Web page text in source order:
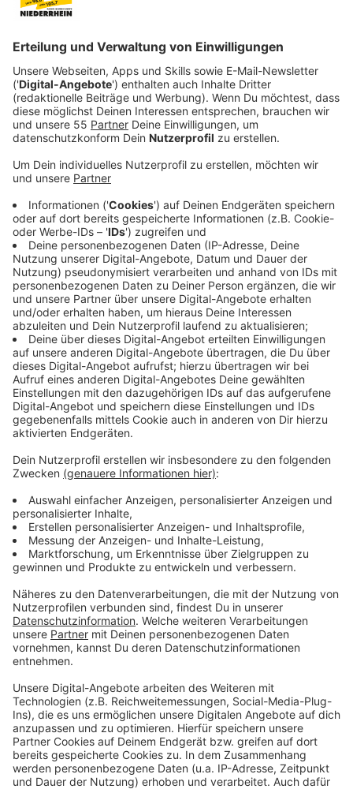
der geeignete Weg, um die Leistungen in der Schule
Kinder und Jugendliche bräuchten erst mal Ferien und
Pause, Eltern sollten Abstand gewinnen. Danach könne
man die Ursachen analysieren - ob etwa Lernstoff
nicht verstanden worden sei, es privaten Stress
gegeben habe oder persönliche Probleme sich negativ
auf die Leistungsfähigkeit ausgewirkt hätten. Hilfreich
sei es, sich kleine, erreichbare Ziele zu setzen, betont
die schulpsychologische Beratungsstelle. Eltern
können ihren Kindern auch Hilfe beim Lernen anbieten
und sollten auch immer das Gespräch mit den
Lehrerinnen und Lehrern suchen.
Anzeige
Das NRW-Schulministerium lässt zwei
Experten sprechen
Anzeige
Wenn Eltern sich unzufrieden und verärgert über
schlechte Zeugnisse äußerten, könne das Selbstbild
des Kindes Schaden nehmen, warnen zwei auf der
Psychologen. Druck oder Bestrafungen - etwa das
Streichen des heiß geliebten Fußballtrainings - seien
falsch und kontraproduktiv. Eltern sollten zudem
wissen: Angst blockiere das Gehirn.
Motivation sei der Schlüssel zum Erfolg, betonen die
Experten. Eltern sollten sich solidarisch zeigen und
gemeinsam mit ihrem Nachwuchs überlegen, wie sie zu
besseren Leistungen kommen könnten. Dabei sollten
Nachhilfe könne ein denkbarer Weg sein und solle als
Vergünstigung verstanden werden, nicht als Strafe der
Eltern.
Die Nummer gegen Kummer hilft hier kostenlos und
anonym.